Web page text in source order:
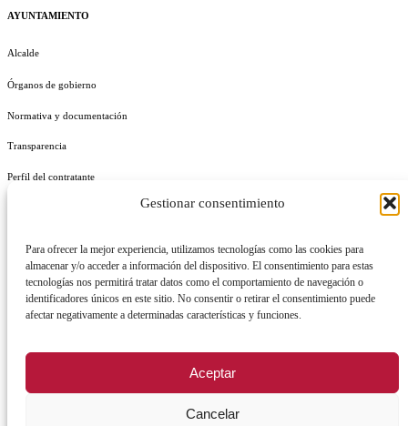
Gestionar consentimiento
Para ofrecer la mejor experiencia, utilizamos tecnologías como las cookies para
almacenar y/o acceder a información del dispositivo. El consentimiento para estas
tecnologías nos permitirá tratar datos como el comportamiento de navegación o
identificadores únicos en este sitio. No consentir o retirar el consentimiento puede
afectar negativamente a determinadas características y funciones.
Aceptar
Cancelar
AYUNTAMIENTO
Alcalde
Órganos de gobierno
Normativa y documentación
Transparencia
Perfil del contratante
REGISTRO DE ACTIVIDADES DE TRATAMIENTO